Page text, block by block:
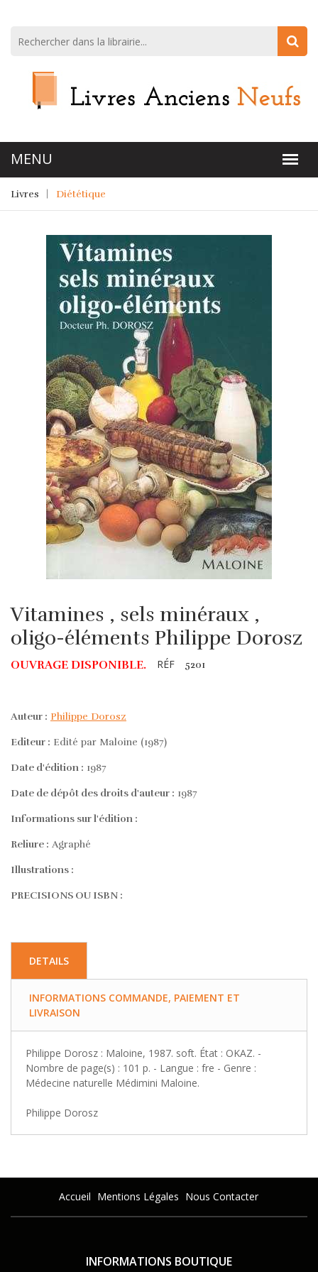
Livres Diététique
Vitamines , sels minéraux ,
oligo-éléments Philippe Dorosz
OUVRAGE DISPONIBLE. RÉF 5201
Auteur : Philippe Dorosz
Editeur : Edité par Maloine (1987)
Date d'édition : 1987
Date de dépôt des droits d'auteur : 1987
Informations sur l'édition :
Reliure : Agraphé
Illustrations :
PRECISIONS OU ISBN :
DETAILS
INFORMATIONS COMMANDE, PAIEMENT ET
LIVRAISON
Philippe Dorosz : Maloine, 1987. soft. État : OKAZ. -
Nombre de page(s) : 101 p. - Langue : fre - Genre :
Médecine naturelle Médimini Maloine.
Philippe Dorosz
Accueil Mentions Légales Nous Contacter
INFORMATIONS BOUTIQUE